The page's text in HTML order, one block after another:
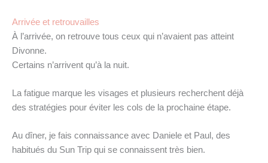
Arrivée et retrouvailles
À l’arrivée, on retrouve tous ceux qui n’avaient pas atteint
Divonne.
Certains n’arrivent qu’à la nuit.
La fatigue marque les visages et plusieurs recherchent déjà
des stratégies pour éviter les cols de la prochaine étape.
Au dîner, je fais connaissance avec Daniele et Paul, des
habitués du Sun Trip qui se connaissent très bien.